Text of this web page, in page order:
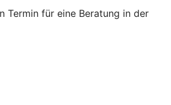
Termin für eine Beratung in der